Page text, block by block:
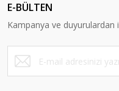
E-BÜLTEN
Kampanya ve duyurulardan